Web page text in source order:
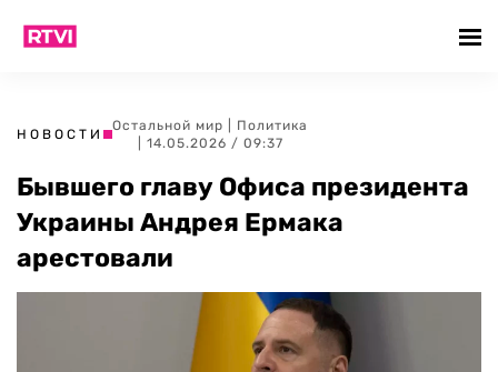
НОВОСТИ
Остальной мир
Политика
| 14.05.2026 / 09:37
Бывшего главу Офиса президента
Украины Андрея Ермака
арестовали